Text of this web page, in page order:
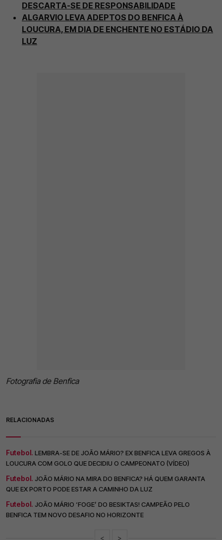
DESCARTA-SE DE RESPONSABILIDADE
ALGARVIO LEVA ADEPTOS DO BENFICA À
LOUCURA, EM DIA DE ENCHENTE NO ESTÁDIO DA
LUZ
Fotografia de Benfica
RELACIONADAS
Futebol. LEMBRA-SE DE JOÃO MÁRIO? EX BENFICA LEVA GREGOS À
LOUCURA COM GOLO QUE DECIDIU O CAMPEONATO (VÍDEO)
Futebol. JOÃO MÁRIO NA MIRA DO BENFICA? HÁ QUEM GARANTA
QUE EX PORTO PODE ESTAR A CAMINHO DA LUZ
Futebol. JOÃO MÁRIO ‘FOGE’ DO BESIKTAS! CAMPEÃO PELO
BENFICA TEM NOVO DESAFIO NO HORIZONTE
< >